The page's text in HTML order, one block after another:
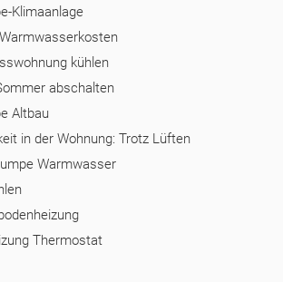
Klimaanlage
kühlen
abschalten
Altbau
in der Wohnung: Trotz Lüften
Warmwasser
Thermostat